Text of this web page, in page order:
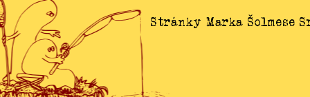
Stránky Marka